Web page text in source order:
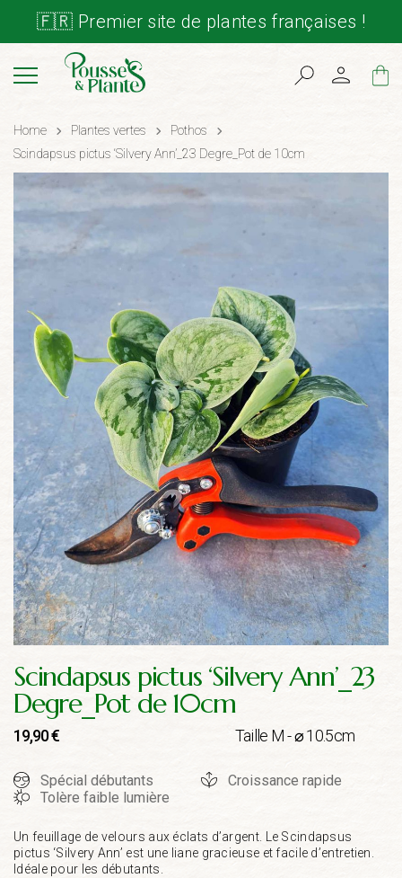
🇫🇷 Premier site de plantes françaises !
Cart
Home Plantes vertes
Pothos
Scindapsus pictus ‘Silvery Ann’_23 Degre_Pot de 10cm
Scindapsus pictus ‘Silvery Ann’_23
Degre_Pot de 10cm
19,90€ Taille M - ⌀ 10.5cm
Spécial débutants
Croissance rapide
Tolère faible lumière
Un feuillage de velours aux éclats d’argent. Le Scindapsus
pictus ‘Silvery Ann’ est une liane gracieuse et facile d’entretien.
Idéale pour les débutants.